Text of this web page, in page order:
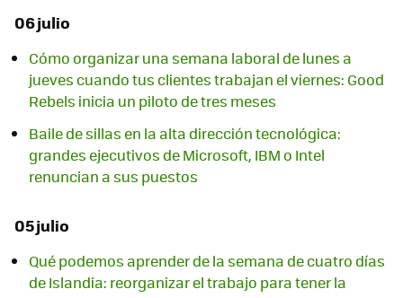
06 julio
Cómo organizar una semana laboral de lunes a
jueves cuando tus clientes trabajan el viernes: Good
Rebels inicia un piloto de tres meses
Baile de sillas en la alta dirección tecnológica:
grandes ejecutivos de Microsoft, IBM o Intel
renuncian a sus puestos
05 julio
Qué podemos aprender de la semana de cuatro días
de Islandia: reorganizar el trabajo para tener la